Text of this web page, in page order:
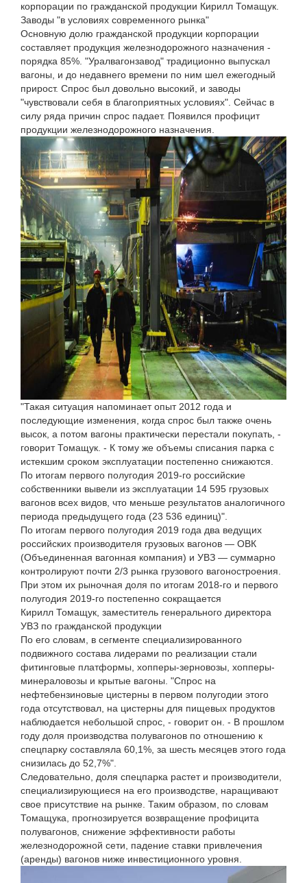
корпорации по гражданской продукции Кирилл Томащук.
Заводы "в условиях современного рынка"
Основную долю гражданской продукции корпорации
составляет продукция железнодорожного назначения -
порядка 85%. "Уралвагонзавод" традиционно выпускал
вагоны, и до недавнего времени по ним шел ежегодный
прирост. Спрос был довольно высокий, и заводы
"чувствовали себя в благоприятных условиях". Сейчас в
силу ряда причин спрос падает. Появился профицит
продукции железнодорожного назначения.
"Такая ситуация напоминает опыт 2012 года и
последующие изменения, когда спрос был также очень
высок, а потом вагоны практически перестали покупать, -
говорит Томащук. - К тому же объемы списания парка с
истекшим сроком эксплуатации постепенно снижаются.
По итогам первого полугодия 2019-го российские
собственники вывели из эксплуатации 14 595 грузовых
вагонов всех видов, что меньше результатов аналогичного
периода предыдущего года (23 536 единиц)".
По итогам первого полугодия 2019 года два ведущих
российских производителя грузовых вагонов — ОВК
(Объединенная вагонная компания) и УВЗ — суммарно
контролируют почти 2/3 рынка грузового вагоностроения.
При этом их рыночная доля по итогам 2018-го и первого
полугодия 2019-го постепенно сокращается
Кирилл Томащук, заместитель генерального директора
УВЗ по гражданской продукции
По его словам, в сегменте специализированного
подвижного состава лидерами по реализации стали
фитинговые платформы, хопперы-зерновозы, хопперы-
минераловозы и крытые вагоны. "Спрос на
нефтебензиновые цистерны в первом полугодии этого
года отсутствовал, на цистерны для пищевых продуктов
наблюдается небольшой спрос, - говорит он. - В прошлом
году доля производства полувагонов по отношению к
спецпарку составляла 60,1%, за шесть месяцев этого года
снизилась до 52,7%".
Следовательно, доля спецпарка растет и производители,
специализирующиеся на его производстве, наращивают
свое присутствие на рынке. Таким образом, по словам
Томащука, прогнозируется возвращение профицита
полувагонов, снижение эффективности работы
железнодорожной сети, падение ставки привлечения
(аренды) вагонов ниже инвестиционного уровня.